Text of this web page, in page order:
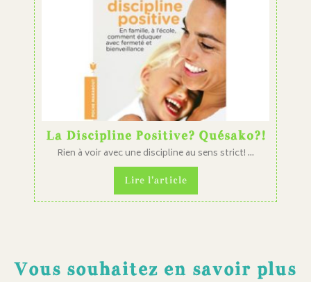
La Discipline Positive? Quésako?!
Rien à voir avec une discipline au sens strict! ...
Lire l'article
Vous souhaitez en savoir plus